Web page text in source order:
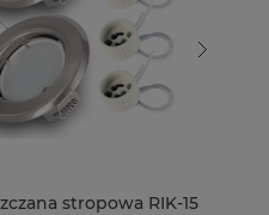
stropowa RIK-15